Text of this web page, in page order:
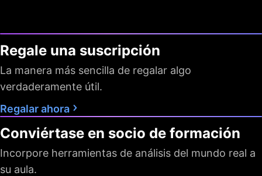
datos
Intervalos de tiempo D S M Todos
Analizador de Pine
Datos
Flujo de datos más
rápido
Regale una suscripción
La manera más sencilla de regalar algo
verdaderamente útil.
Regalar ahora
Conviértase en socio de formación
Incorpore herramientas de análisis del mundo real a
su aula.